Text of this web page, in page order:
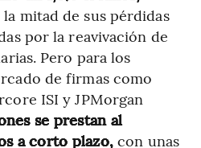
mitad de sus pérdidas
por la reavivación de
Pero para los
de firmas como
ISI y JPMorgan
se prestan al
a corto plazo,con unas